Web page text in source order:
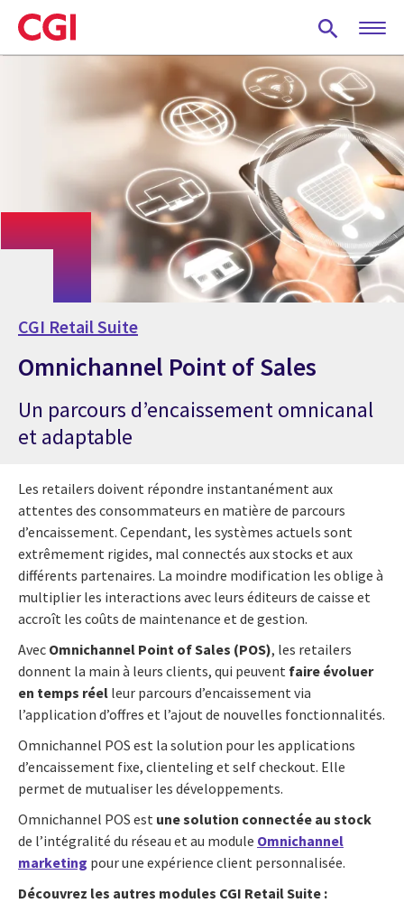
Skip
to
main
CGI Retail Suite
Omnichannel Point of Sales
Un parcours d’encaissement omnicanal
et adaptable
Les retailers doivent répondre instantanément aux
attentes des consommateurs en matière de parcours
d’encaissement. Cependant, les systèmes actuels sont
extrêmement rigides, mal connectés aux stocks et aux
différents partenaires. La moindre modification les oblige à
multiplier les interactions avec leurs éditeurs de caisse et
accroît les coûts de maintenance et de gestion.
Avec Omnichannel Point of Sales (POS), les retailers
donnent la main à leurs clients, qui peuvent faire évoluer
en temps réel leur parcours d’encaissement via
l’application d’offres et l’ajout de nouvelles fonctionnalités.
Omnichannel POS est la solution pour les applications
d’encaissement fixe, clienteling et self checkout. Elle
permet de mutualiser les développements.
Omnichannel POS est une solution connectée au stock
de l’intégralité du réseau et au module Omnichannel
marketing pour une expérience client personnalisée.
Découvrez les autres modules CGI Retail Suite :